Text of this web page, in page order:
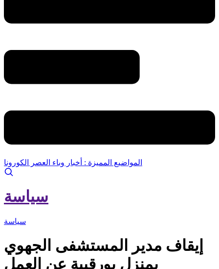
المواضيع المميزة : أخبار وباء العصر الكورونا
سياسة
سياسة
إيقاف مدير المستشفى الجهوي
بمنزل بورقيبة عن العمل